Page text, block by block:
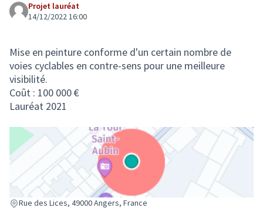
Projet lauréat
14/12/2022 16:00
Mise en peinture conforme d'un certain nombre de
voies cyclables en contre-sens pour une meilleure
visibilité.
Coût : 100 000 €
Lauréat 2021
Rue des Lices, 49000 Angers, France
(Lien externe)